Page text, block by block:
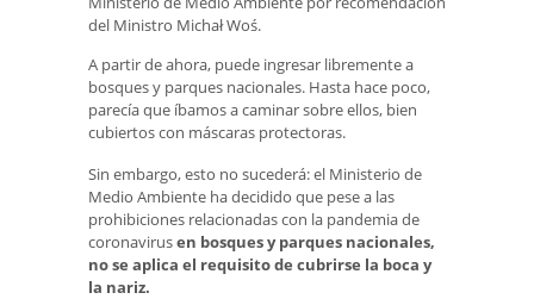
del Ministro Michał Woś.
A partir de ahora, puede ingresar libremente a
bosques y parques nacionales. Hasta hace poco,
parecía que íbamos a caminar sobre ellos, bien
cubiertos con máscaras protectoras.
Sin embargo, esto no sucederá: el Ministerio de
Medio Ambiente ha decidido que pese a las
prohibiciones relacionadas con la pandemia de
coronavirusen bosques y parques nacionales,
no se aplica el requisito de cubrirse la boca y
la nariz.